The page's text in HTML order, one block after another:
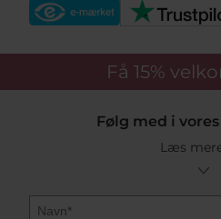
Få 15%
Følg med i
Læs